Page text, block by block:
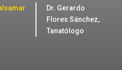
Dr. Gerardo
Flores Sánchez,
Tanatólogo